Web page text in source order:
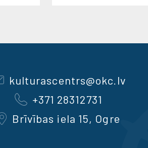
kulturascentrs@okc.lv
+371 28312731
Brīvības iela 15, Ogre